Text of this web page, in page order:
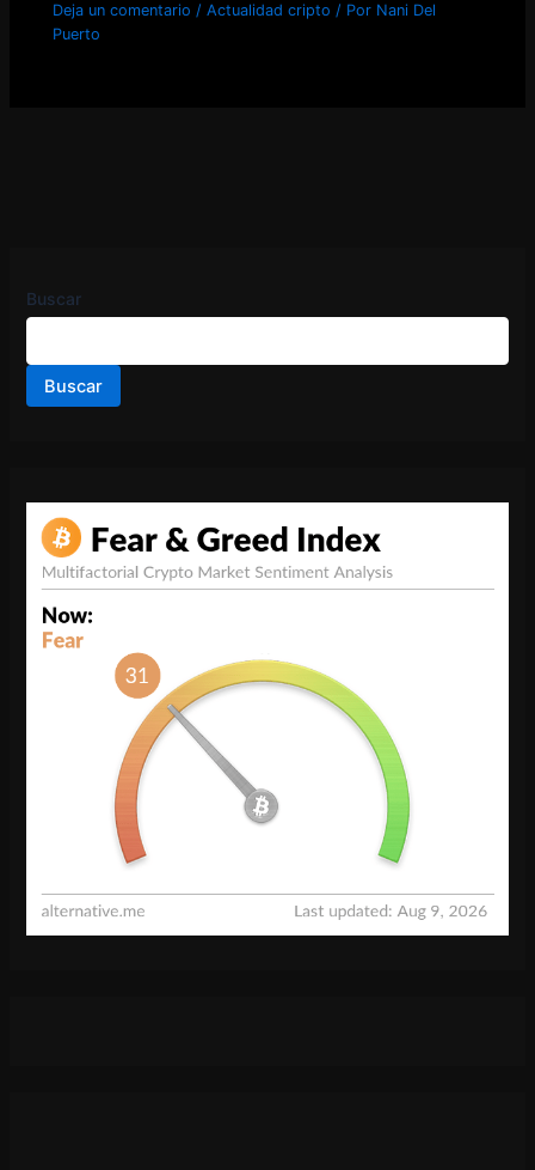
Deja un comentario /Actualidad cripto / Por Nani Del
Puerto
Buscar
Buscar